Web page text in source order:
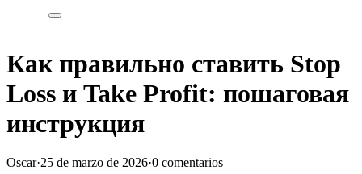
Как правильно ставить Stop
Loss и Take Profit: пошаговая
инструкция
Oscar·25 de marzo de 2026·0 comentarios